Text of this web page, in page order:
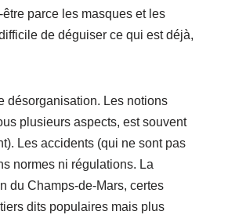
parce les masques et les
de déguiser ce qui est déjà,
désorganisation. Les notions
plusieurs aspects, est souvent
Les accidents (qui ne sont pas
normes ni régulations. La
du Champs-de-Mars, certes
dits populaires mais plus